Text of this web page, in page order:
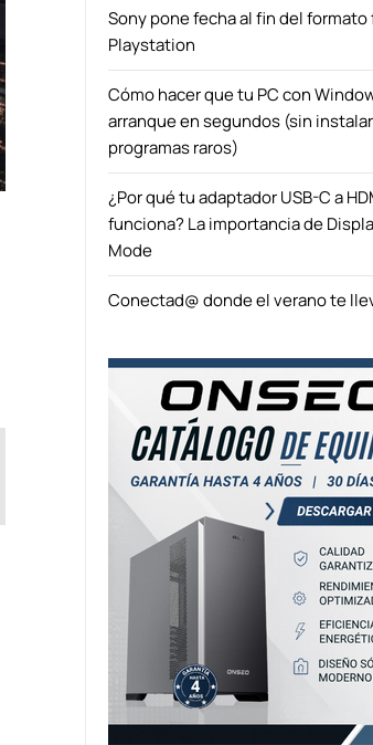
Sony pone fecha al fin del formato
Playstation
Cómo hacer que tu PC con
arranque en segundos (sin instalar
programas raros)
¿Por qué tu adaptador USB-C a
funciona? La importancia de
Mode
Conectad@ donde el verano te